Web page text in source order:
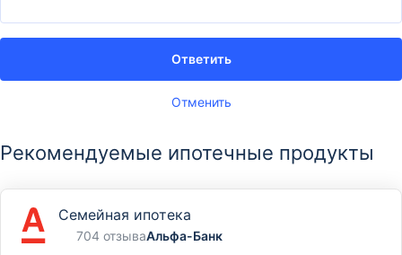
Отменить
Ответить
Рекомендуемые ипотечные продукты
Семейная ипотека
704 отзываАльфа-Банк